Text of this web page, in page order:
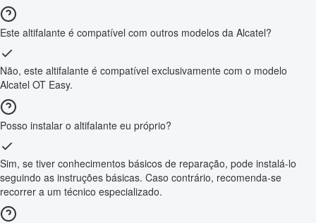
Este altifalante é compatível com outros modelos da Alcatel?
Não, este altifalante é compatível exclusivamente com o modelo
Alcatel OT Easy.
Posso instalar o altifalante eu próprio?
Sim, se tiver conhecimentos básicos de reparação, pode instalá-lo
seguindo as instruções básicas. Caso contrário, recomenda-se
recorrer a um técnico especializado.